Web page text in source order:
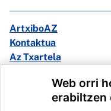
ArtxiboAZ
Kontaktua
Az Txartela
Web orri
erabiltzen